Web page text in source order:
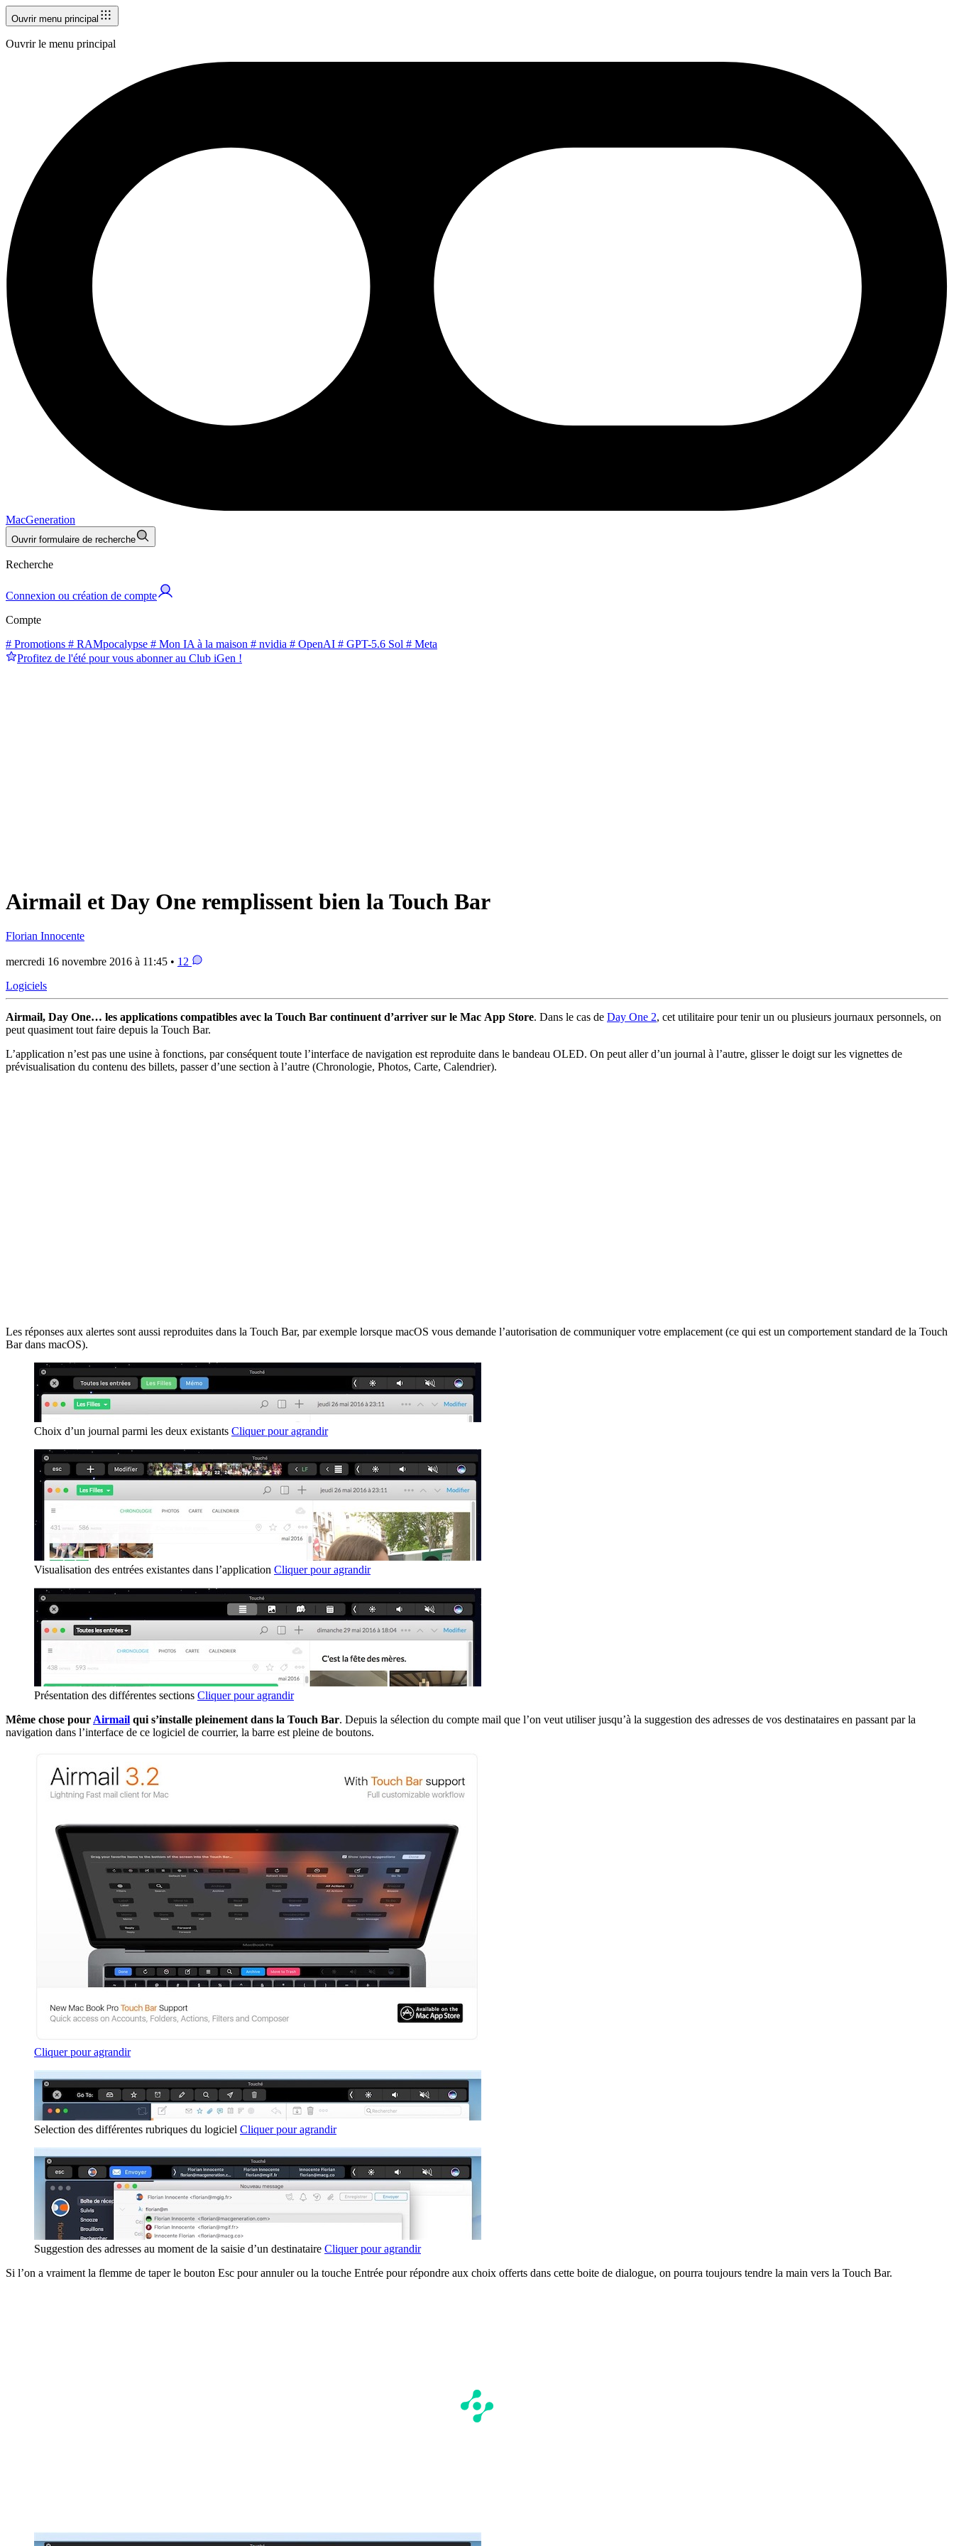
Ouvrir menu principal
Ouvrir le menu principal
MacGeneration
Ouvrir formulaire de recherche
Recherche
Connexion ou création de compte
Compte
# Promotions # RAMpocalypse # Mon IA à la maison # nvidia # OpenAI # GPT-5.6 Sol # Meta
Profitez de l'été pour vous abonner au Club iGen !
Airmail et Day One remplissent bien la Touch Bar
Florian Innocente
mercredi 16 novembre 2016 à 11:45 • 12
Logiciels
Airmail, Day One… les applications compatibles avec la Touch Bar continuent d’arriver sur le Mac App Store. Dans le cas de Day One 2, cet utilitaire pour tenir un ou plusieurs journaux personnels, on
peut quasiment tout faire depuis la Touch Bar.
L’application n’est pas une usine à fonctions, par conséquent toute l’interface de navigation est reproduite dans le bandeau OLED. On peut aller d’un journal à l’autre, glisser le doigt sur les vignettes de
prévisualisation du contenu des billets, passer d’une section à l’autre (Chronologie, Photos, Carte, Calendrier).
Les réponses aux alertes sont aussi reproduites dans la Touch Bar, par exemple lorsque macOS vous demande l’autorisation de communiquer votre emplacement (ce qui est un comportement standard de la Touch
Bar dans macOS).
Choix d’un journal parmi les deux existants Cliquer pour agrandir
Visualisation des entrées existantes dans l’application Cliquer pour agrandir
Présentation des différentes sections Cliquer pour agrandir
Même chose pour Airmail qui s’installe pleinement dans la Touch Bar. Depuis la sélection du compte mail que l’on veut utiliser jusqu’à la suggestion des adresses de vos destinataires en passant par la
navigation dans l’interface de ce logiciel de courrier, la barre est pleine de boutons.
Cliquer pour agrandir
Selection des différentes rubriques du logiciel Cliquer pour agrandir
Suggestion des adresses au moment de la saisie d’un destinataire Cliquer pour agrandir
Si l’on a vraiment la flemme de taper le bouton Esc pour annuler ou la touche Entrée pour répondre aux choix offerts dans cette boite de dialogue, on pourra toujours tendre la main vers la Touch Bar.